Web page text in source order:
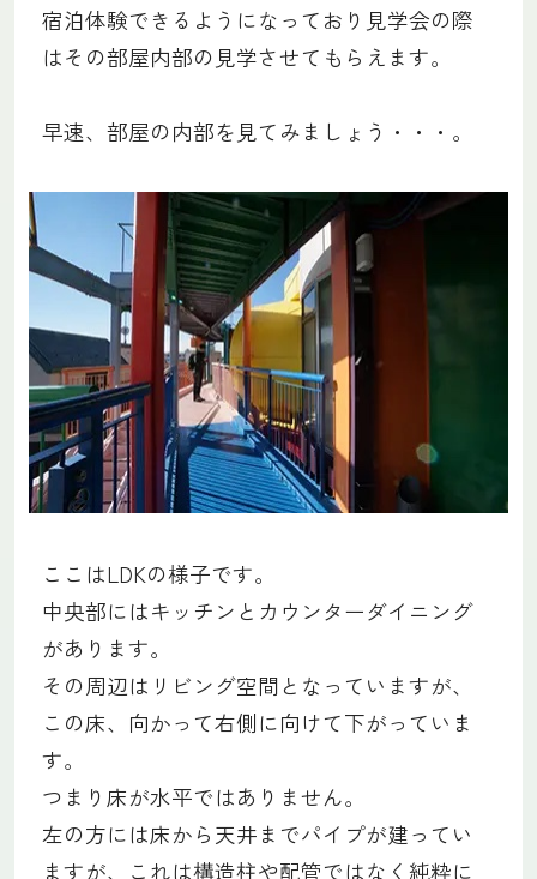
宿泊体験できるようになっており見学会の際
はその部屋内部の見学させてもらえます。
早速、部屋の内部を見てみましょう・・・。
ここはLDKの様子です。
中央部にはキッチンとカウンターダイニング
があります。
その周辺はリビング空間となっていますが、
この床、向かって右側に向けて下がっていま
す。
つまり床が水平ではありません。
左の方には床から天井までパイプが建ってい
ますが、これは構造柱や配管ではなく純粋に